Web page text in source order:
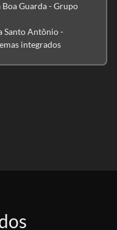
Guarda - Grupo
Santo Antônio -
integrados